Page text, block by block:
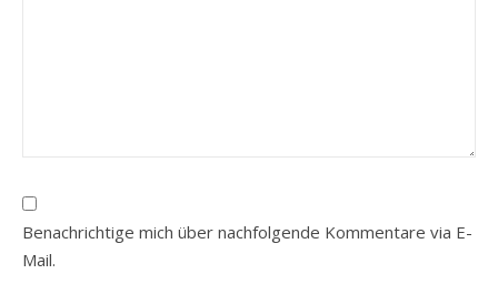
Benachrichtige mich über nachfolgende Kommentare via E-
Mail.